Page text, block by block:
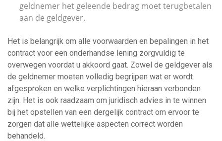
geldnemer het geleende bedrag moet terugbetalen
aan de geldgever.
Het is belangrijk om alle voorwaarden en bepalingen in het
contract voor een onderhandse lening zorgvuldig te
overwegen voordat u akkoord gaat. Zowel de geldgever als
de geldnemer moeten volledig begrijpen wat er wordt
afgesproken en welke verplichtingen hieraan verbonden
zijn. Het is ook raadzaam om juridisch advies in te winnen
bij het opstellen van een dergelijk contract om ervoor te
zorgen dat alle wettelijke aspecten correct worden
behandeld.